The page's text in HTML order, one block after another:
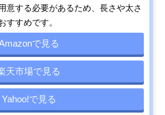
意する必要があるため、長さや太さ
すすめです。
で見る
天市場で見る
Yahoo!で見る